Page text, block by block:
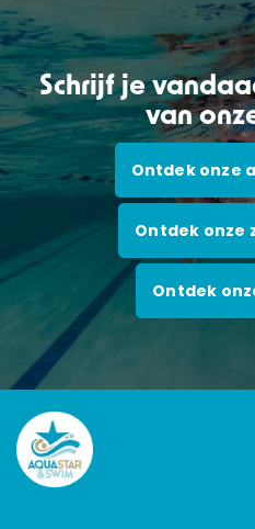
Schrijf je
van
Ontdek onze
Ontdek onze
Ontdek